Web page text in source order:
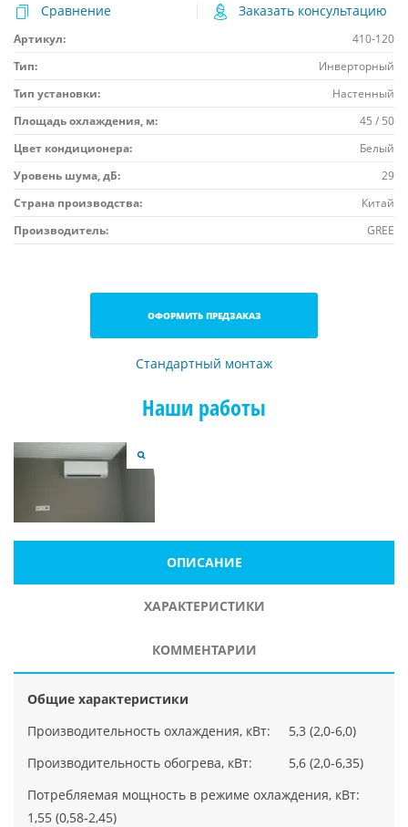
Сравнение Заказать консультацию
Артикул:
410-120
Тип:
Инверторный
Тип установки:
Настенный
Площадь охлаждения, м:
45 / 50
Цвет кондиционера:
Белый
Уровень шума, дБ:
29
Страна производства:
Китай
Производитель:
GREE
ОФОРМИТЬ ПРЕДЗАКАЗ
Стандартный монтаж
Наши работы
ОПИСАНИЕ
ХАРАКТЕРИСТИКИ
КОММЕНТАРИИ
Общие характеристики
Производительность охлаждения, кВт: 5,3 (2,0-6,0)
Производительность обогрева, кВт: 5,6 (2,0-6,35)
Потребляемая мощность в режиме охлаждения, кВт:
1,55 (0,58-2,45)